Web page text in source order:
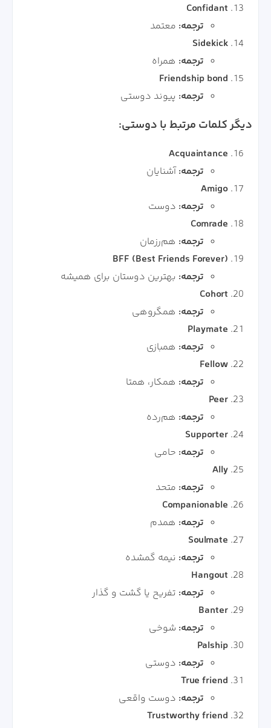
Confidant
ترجمه: معتمد
Sidekick
ترجمه: همراه
Friendship bond
ترجمه: پیوند دوستی
دیگر کلمات مرتبط با دوستی:
Acquaintance
ترجمه:آشنایان
Amigo
ترجمه: دوست
Comrade
ترجمه: هم‌رزمان
BFF (Best Friends Forever)
ترجمه: بهترین دوستان برای همیشه
Cohort
ترجمه: همگروهی
Playmate
ترجمه: همبازی
Fellow
ترجمه: همکار، همتا
Peer
ترجمه: هم‌رده
Supporter
ترجمه: حامی
Ally
ترجمه: متحد
Companionable
ترجمه: همدم
Soulmate
ترجمه: نیمه گمشده
Hangout
ترجمه: تفریح یا گشت و گذار
Banter
ترجمه: شوخی
Palship
ترجمه: دوستی
True friend
ترجمه: دوست واقعی
Trustworthy friend